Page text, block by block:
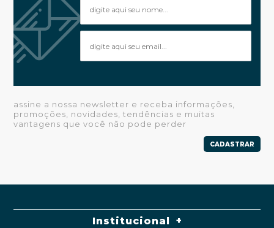
assine a nossa newsletter e receba informações,
promoções, novidades, tendências e muitas
vantagens que você não pode perder
CADASTRAR
Institucional